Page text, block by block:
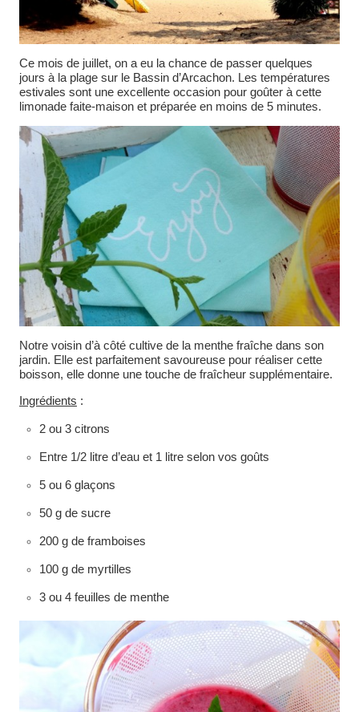
Ce mois de juillet, on a eu la chance de passer quelques
jours à la plage sur le Bassin d’Arcachon. Les températures
estivales sont une excellente occasion pour goûter à cette
limonade faite-maison et préparée en moins de 5 minutes.
Notre voisin d’à côté cultive de la menthe fraîche dans son
jardin. Elle est parfaitement savoureuse pour réaliser cette
boisson, elle donne une touche de fraîcheur supplémentaire.
Ingrédients :
2 ou 3 citrons
Entre 1/2 litre d’eau et 1 litre selon vos goûts
5 ou 6 glaçons
50 g de sucre
200 g de framboises
100 g de myrtilles
3 ou 4 feuilles de menthe